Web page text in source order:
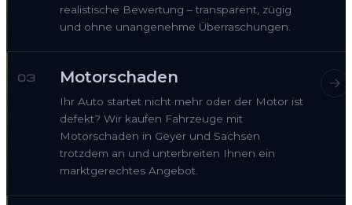
realistische Bewertung – transparent, zügig
und ohne unangenehme Überraschungen.
03 Motorschaden
Ihr Auto startet nicht mehr oder der Motor ist
defekt? Wir kaufen Fahrzeuge mit
Motorschaden in Geyer und Sachsen
trotzdem an und unterbreiten Ihnen ein
marktgerechtes Angebot.